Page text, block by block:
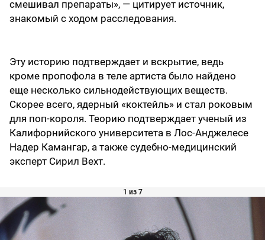
смешивал препараты», — цитирует источник,
знакомый с ходом расследования.
Эту историю подтверждает и вскрытие, ведь
кроме пропофола в теле артиста было найдено
еще несколько сильнодействующих веществ.
Скорее всего, ядерный «коктейль» и стал роковым
для поп-короля. Теорию подтверждает ученый из
Калифорнийского университета в Лос-Анджелесе
Надер Камангар, а также судебно-медицинский
эксперт Сирил Вехт.
1 из 7